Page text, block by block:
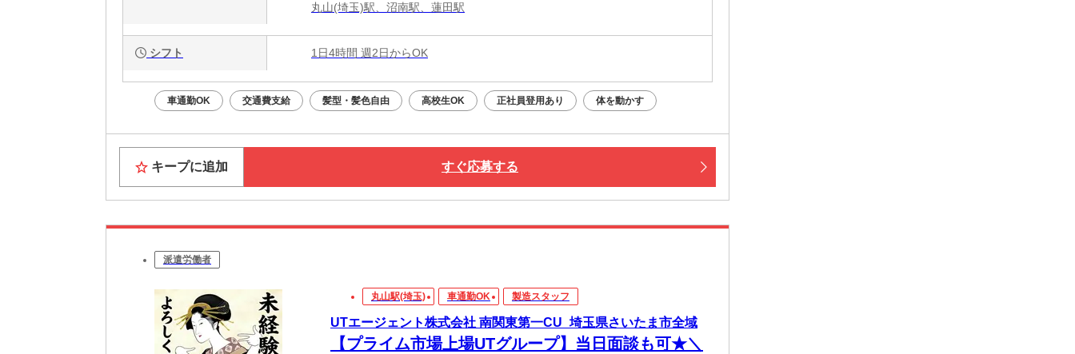
丸山(埼玉)駅、沼南駅、蓮田駅
シフト 1日4時間 週2日からOK
車通勤OK 交通費支給 髪型・髪色自由 高校生OK 正社員登用あり 体を動かす
キープに追加 すぐ応募する
派遣労働者
丸山駅(埼玉) 車通勤OK 製造スタッフ
UTエージェント株式会社 南関東第一CU_埼玉県さいたま市全域
【プライム市場上場UTグループ】当日面談も可★＼